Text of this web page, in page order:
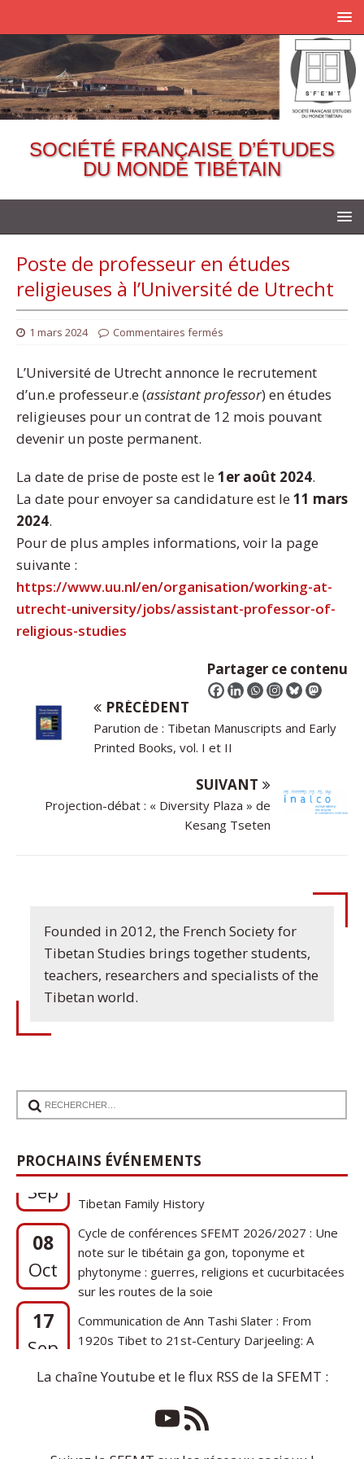
SOCIÉTÉ FRANÇAISE D’ÉTUDES
DU MONDE TIBÉTAIN
Poste de professeur en études
religieuses à l’Université de Utrecht
1 mars 2024 Commentaires fermés
L’Université de Utrecht annonce le recrutement
d’un.e professeur.e (assistant professor) en études
religieuses pour un contrat de 12 mois pouvant
devenir un poste permanent.
La date de prise de poste est le1er août 2024.
La date pour envoyer sa candidature est le11 mars
2024.
Pour de plus amples informations, voir la page
suivante :
https://www.uu.nl/en/organisation/working-at-
utrecht-university/jobs/assistant-professor-of-
religious-studies
Partager ce contenu
PRÉCÉDENT
Parution de : Tibetan Manuscripts and Early
Printed Books, vol. I et II
SUIVANT
Projection-débat : « Diversity Plaza » de
Kesang Tseten
Founded in 2012, the French Society for
Tibetan Studies brings together students,
teachers, researchers and specialists of the
Tibetan world.
PROCHAINS ÉVÉNEMENTS
17
Sep
Communication de Ann Tashi Slater : From
1920s Tibet to 21st-Century Darjeeling: A
08
Oct
Cycle de conférences SFEMT 2026/2027 : Une
note sur le tibétain ga gon, toponyme et
phytonyme : guerres, religions et cucurbitacées
sur les routes de la soie
17
Sep
1920s Tibet to 21st-Century Darjeeling: A
Tibetan Family History
La chaîne Youtube et le flux RSS de la SFEMT :